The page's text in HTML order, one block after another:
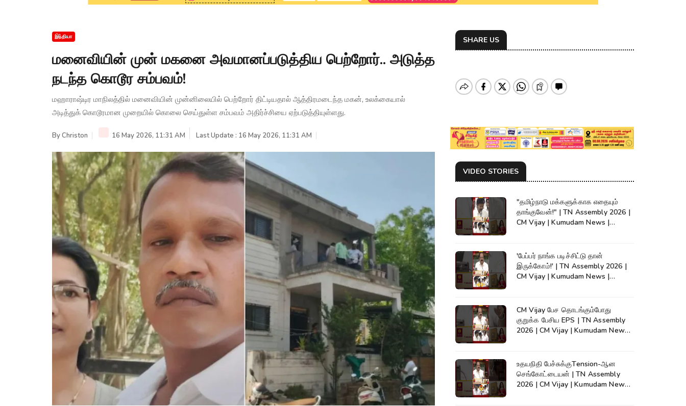
இந்தியா
மனைவியின் முன் மகனை அவமானப்படுத்திய பெற்றோர்.. அடுத்த
நடந்த கொடூர சம்பவம்!
மஹாராஷ்டிர மாநிலத்தில் மனைவியின் முன்னிலையில் பெற்றோர் திட்டியதால் ஆத்திரமடைந்த மகன், உலக்கையால்
அடித்துக் கொடூரமான முறையில் கொலை செய்துள்ள சம்பவம் அதிர்ச்சியை ஏற்படுத்தியுள்ளது.
ByChriston 16 May 2026, 11:31 AM Last Update : 16 May 2026, 11:31 AM
SHARE US
VIDEO STORIES
"தமிழ்நாடு மக்களுக்காக எதையும்
தாங்குவேன்!" | TN Assembly 2026 |
CM Vijay | Kumudam News |
'பேப்பர் நாங்க படிச்சிட்டு தான்
இருக்கோம்!' | TN Assembly 2026 |
CM Vijay | Kumudam News |
CM Vijay பேச தொடங்கும்போது
குறுக்க பேசிய EPS | TN Assembly
2026 | CM Vijay | Kumudam News |
உதயநிதி பேச்சுக்குTension-ஆன
செங்கோட்டையன் | TN Assembly
2026 | CM Vijay | Kumudam News |